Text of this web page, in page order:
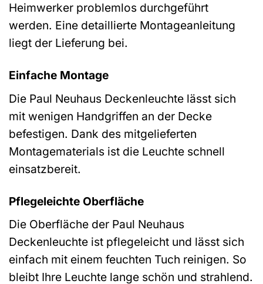
Heimwerker problemlos durchgeführt
werden. Eine detaillierte Montageanleitung
liegt der Lieferung bei.
Einfache Montage
Die Paul Neuhaus Deckenleuchte lässt sich
mit wenigen Handgriffen an der Decke
befestigen. Dank des mitgelieferten
Montagematerials ist die Leuchte schnell
einsatzbereit.
Pflegeleichte Oberfläche
Die Oberfläche der Paul Neuhaus
Deckenleuchte ist pflegeleicht und lässt sich
einfach mit einem feuchten Tuch reinigen. So
bleibt Ihre Leuchte lange schön und strahlend.